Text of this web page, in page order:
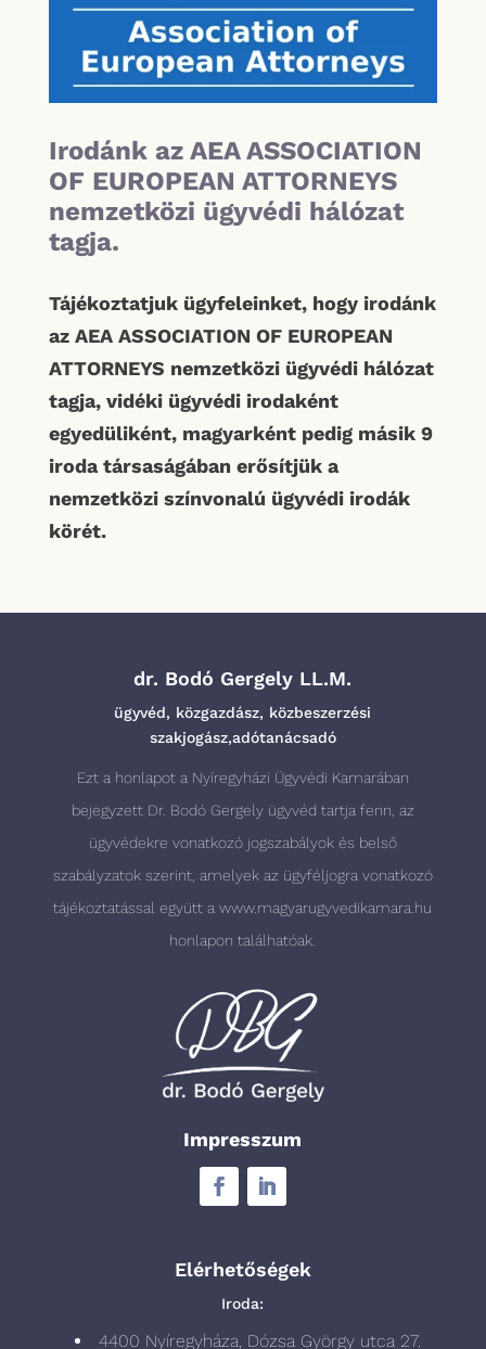
Irodánk az AEA ASSOCIATION
OF EUROPEAN ATTORNEYS
nemzetközi ügyvédi hálózat
tagja.
Tájékoztatjuk ügyfeleinket, hogy irodánk
az AEA ASSOCIATION OF EUROPEAN
ATTORNEYS nemzetközi ügyvédi hálózat
tagja, vidéki ügyvédi irodaként
egyedüliként, magyarként pedig másik 9
iroda társaságában erősítjük a
nemzetközi színvonalú ügyvédi irodák
körét.
dr. Bodó Gergely LL.M.
ügyvéd, közgazdász, közbeszerzési
szakjogász,adótanácsadó
Ezt a honlapot a Nyíregyházi Ügyvédi Kamarában
bejegyzett Dr. Bodó Gergely ügyvéd tartja fenn, az
ügyvédekre vonatkozó jogszabályok és belső
szabályzatok szerint, amelyek az ügyféljogra vonatkozó
tájékoztatással együtt awww.magyarugyvedikamara.hu
honlapon találhatóak.
Impresszum
Elérhetőségek
Iroda:
4400 Nyíregyháza, Dózsa György utca 27.